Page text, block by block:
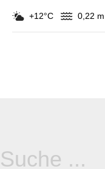
+12°C 0,22 m
Suche
für: